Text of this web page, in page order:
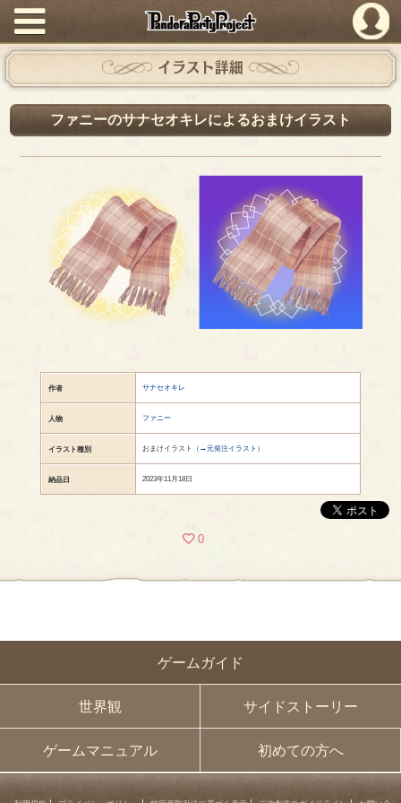
PandoraPartyProject
ゲームガイド
世界観 サイドストーリー
ゲームマニュアル 初めての方へ
イラスト詳細
ファニーのサナセオキレによるおまけイラスト
作者 サナセオキレ
人物 ファニー
イラスト種別 おまけイラスト（ →元発注イラスト ）
納品日 2023年11月18日
0